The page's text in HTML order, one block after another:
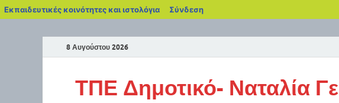
Εκπαιδευτικές κοινότητες και ιστολόγια Σύνδεση
8 Αυγούστου 2026
ΤΠΕ Δημοτικό- Ναταλία